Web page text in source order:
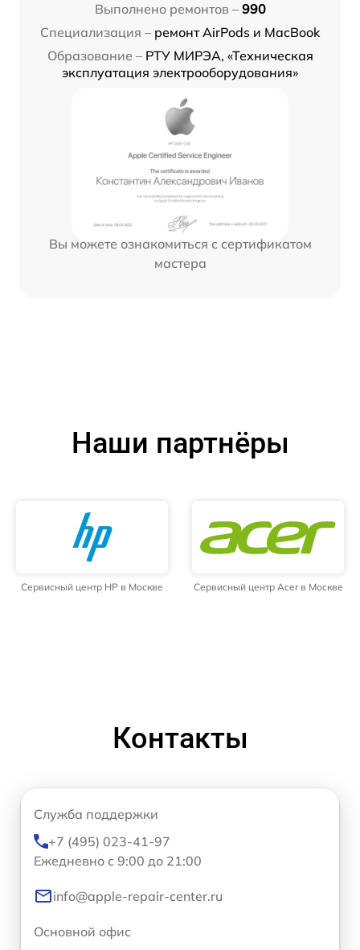
Выполнено ремонтов – 990
Специализация – ремонт AirPods и MacBook
Образование – РТУ МИРЭА, «Техническая
эксплуатация электрооборудования»
Вы можете ознакомиться с сертификатом
мастера
Наши партнёры
Сервисный центр HP в Москве Сервисный центр Acer в Москве
Контакты
Служба поддержки
+7 (495) 023-41-97
Ежедневно с 9:00 до 21:00
info@apple-repair-center.ru
Основной офис